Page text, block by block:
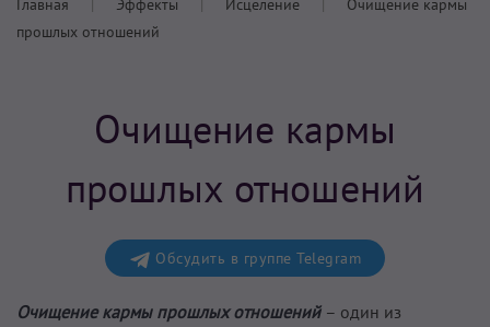
Главная Эффекты Исцеление
Очищение кармы
прошлых отношений
Очищение кармы
прошлых отношений
Обсудить в группе Telegram
Очищение кармы прошлых отношений – один из